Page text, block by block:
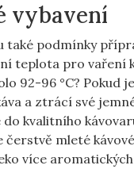
vybavení
také podmínky
teplota pro vaření
92-96 °C? Pokud
a ztrácí své
kvalitního
čerstvě mleté
více